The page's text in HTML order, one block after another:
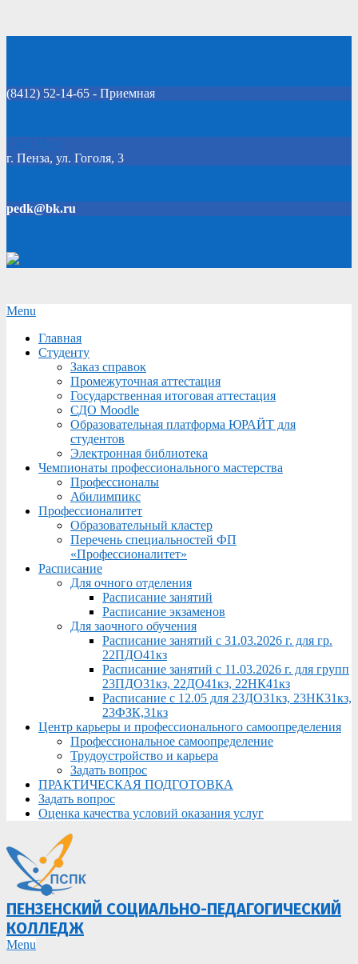
(8412) 52-14-65 - Приемная
Click Here
г. Пенза, ул. Гоголя, 3
pedk@bk.ru
Secondary
Menu
Menu
Главная
Студенту
Заказ справок
Промежуточная аттестация
Государственная итоговая аттестация
СДО Moodle
Образовательная платформа ЮРАЙТ для
студентов
Электронная библиотека
Чемпионаты профессионального мастерства
Профессионалы
Абилимпикс
Профессионалитет
Образовательный кластер
Перечень специальностей ФП
«Профессионалитет»
Расписание
Для очного отделения
Расписание занятий
Расписание экзаменов
Для заочного обучения
Расписание занятий с 31.03.2026 г. для гр.
22ПДО41кз
Расписание занятий с 11.03.2026 г. для групп
23ПДО31кз, 22ДО41кз, 22НК41кз
Расписание с 12.05 для 23ДО31кз, 23НК31кз,
23ФЗК,31кз
Центр карьеры и профессионального самоопределения
Профессиональное самоопределение
Трудоустройство и карьера
Задать вопрос
ПРАКТИЧЕСКАЯ ПОДГОТОВКА
Задать вопрос
Оценка качества условий оказания услуг
ПЕНЗЕНСКИЙ СОЦИАЛЬНО-ПЕДАГОГИЧЕСКИЙ
КОЛЛЕДЖ
Primary
Menu